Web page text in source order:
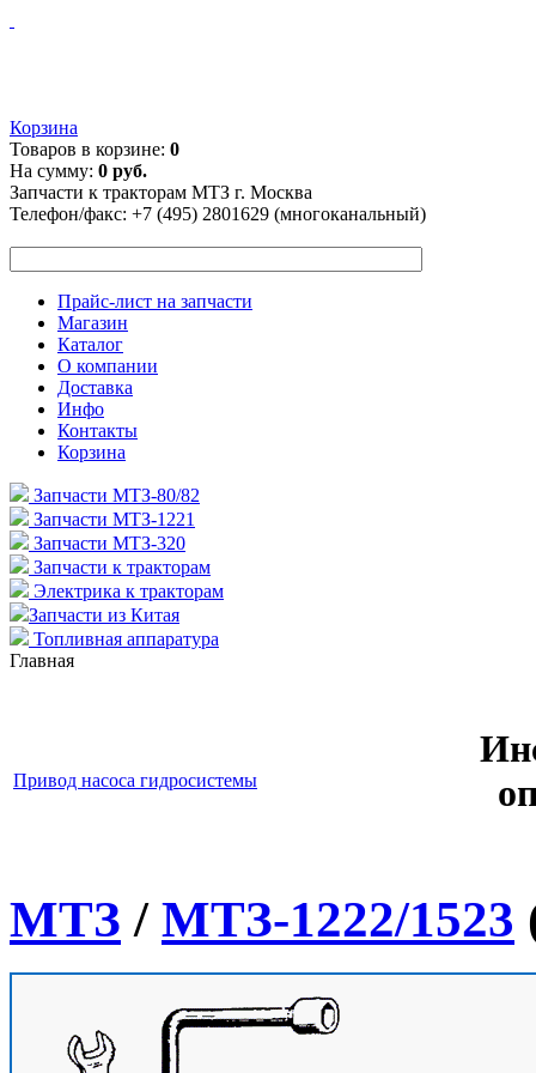
Корзина
Товаров в корзине: 0
На сумму: 0 руб.
Запчасти к тракторам МТЗ г. Москва
Телефон/факс: +7 (495) 2801629 (многоканальный)
Прайс-лист на запчасти
Магазин
Каталог
О компании
Доставка
Инфо
Контакты
Корзина
Запчасти МТЗ-80/82
Запчасти МТЗ-1221
Запчасти МТЗ-320
Запчасти к тракторам
Электрика к тракторам
Запчасти из Китая
Топливная аппаратура
Главная
Привод насоса гидросистемы
МТЗ / МТЗ-1222/1523